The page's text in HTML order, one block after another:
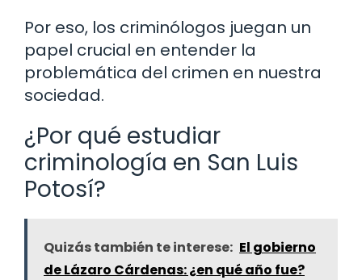
Por eso, los criminólogos juegan un
papel crucial en entender la
problemática del crimen en nuestra
sociedad.
¿Por qué estudiar
criminología en San Luis
Potosí?
Quizás también te interese: El gobierno
de Lázaro Cárdenas: ¿en qué año fue?